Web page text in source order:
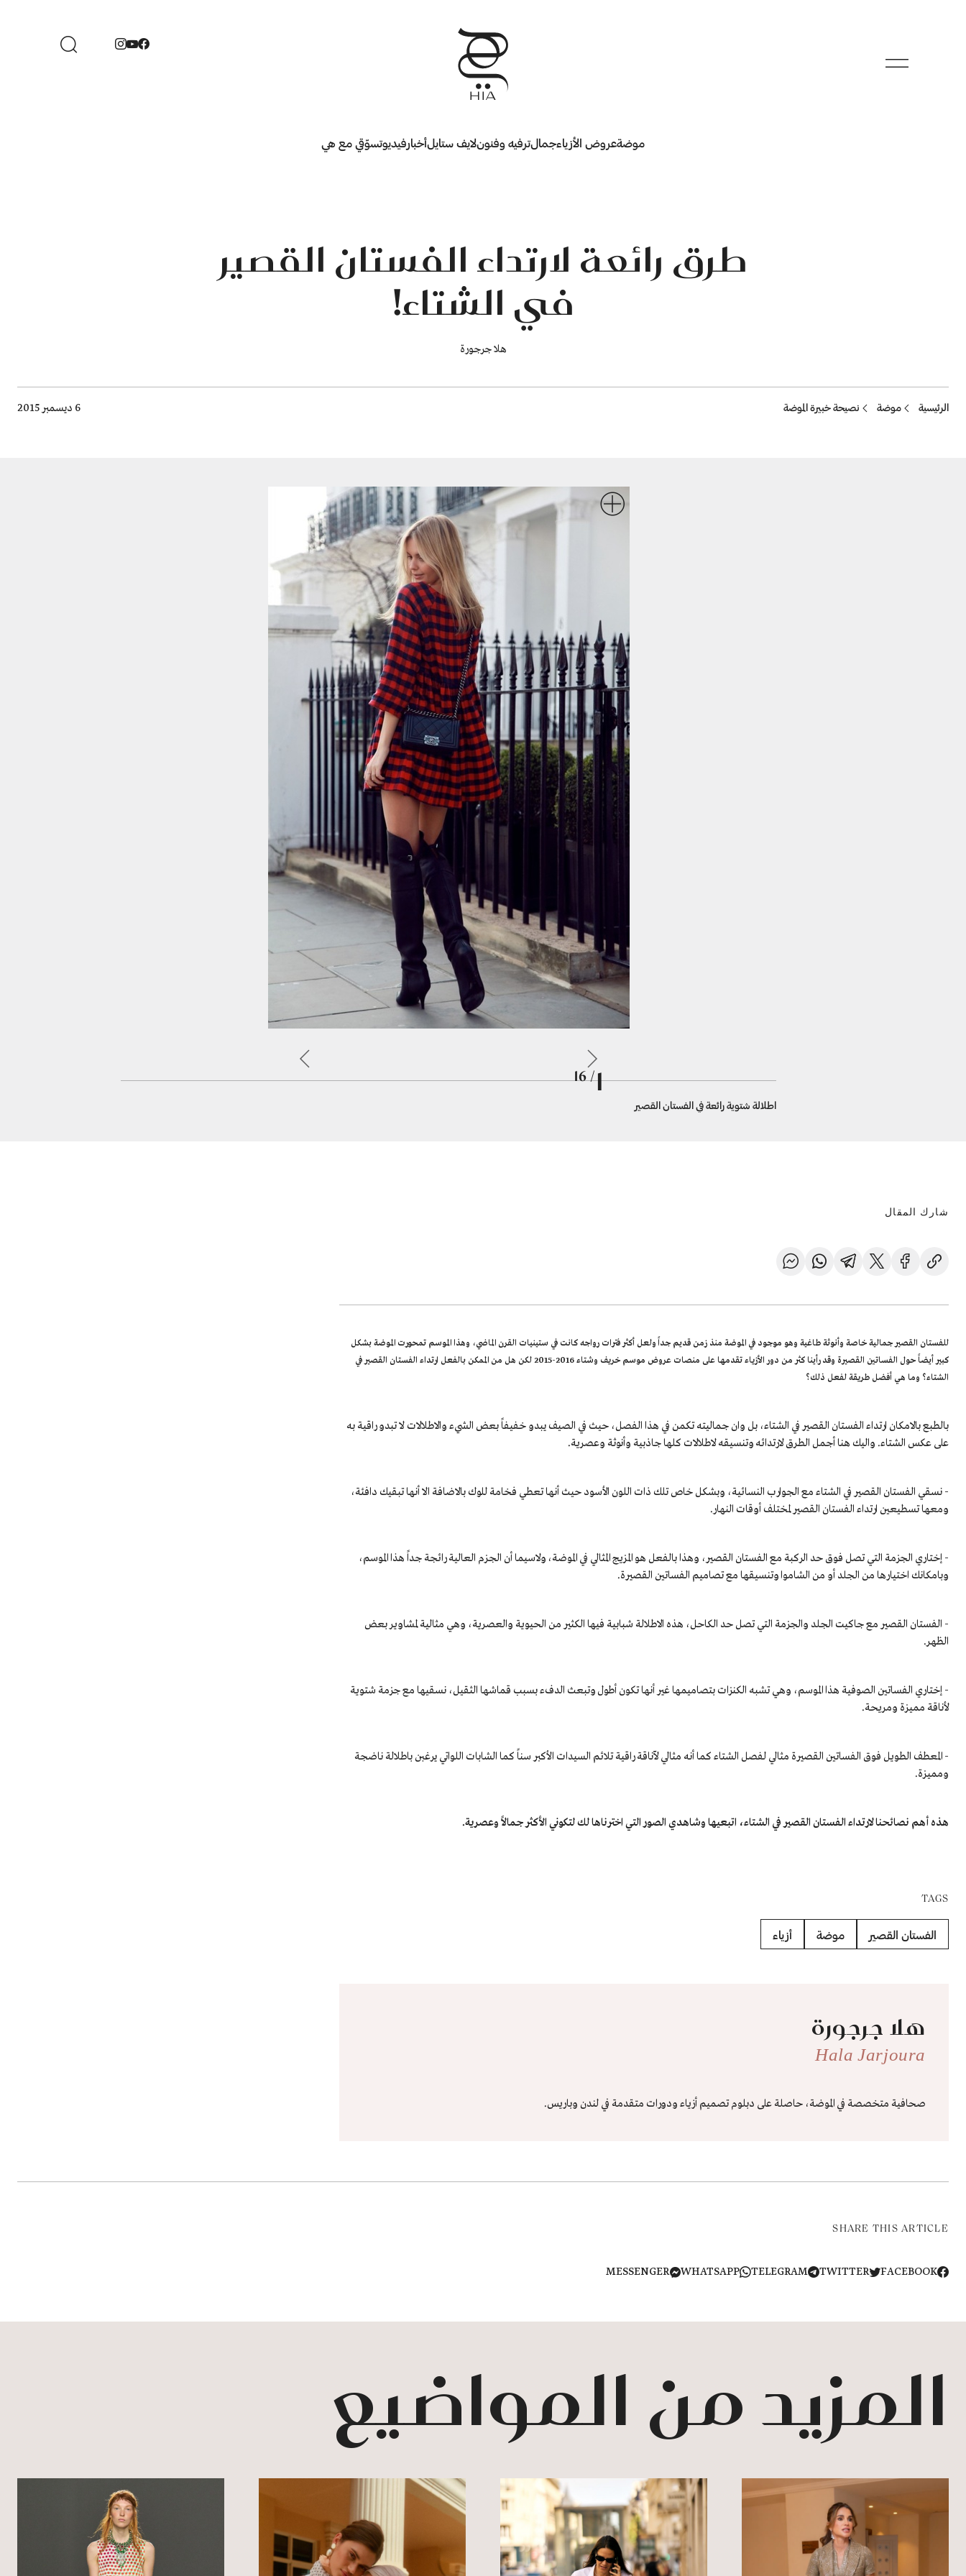
موضةعروض الأزياءجمالترفيه وفنونلايف ستايلأخبارفيديوتسوّقي مع هي
طرق رائعة لارتداء الفستان القصير
في الشتاء!
هلا جرجورة
Breadcrumb
الرئيسية موضة نصيحة خبيرة الموضة 6 ديسمبر 2015
اطلالة شتوية رائعة في الفستان القصير
1
/ 16
شارك المقال
للفستان القصير جمالية خاصة وأنوثة طاغية وهو موجود في الموضة منذ زمن قديم جداً ولعل أكثر فترات رواجه كانت في ستينيات القرن الماضي، وهذا الموسم تمحورت الموضة بشكل
كبير أيضاً حول الفساتين القصيرة وقد رأينا كثر من دور الأزياء تقدمها على منصات عروض موسم خريف وشتاء 2015‪-‬2016 لكن هل من الممكن بالفعل ارتداء الفستان القصير في
الشتاء؟ وما هي أفضل طريقة لفعل ذلك؟
بالطبع بالامكان ارتداء الفستان القصير في الشتاء، بل وان جماليته تكمن في هذا الفصل، حيث في الصيف يبدو خفيفاً بعض الشيء والاطلالات لا تبدو راقية به
على عكس الشتاء. واليك هنا أجمل الطرق لارتدائه وتنسيقه لاطلالات كلها جاذبية وأنوثة وعصرية.
- نسقي الفستان القصير في الشتاء مع الجوارب النسائية، وبشكل خاص تلك ذات اللون الأسود حيث أنها تعطي فخامة للوك بالاضافة الا أنها تبقيك دافئة،
ومعها تسطيعين ارتداء الفستان القصير لمختلف أوقات النهار.
- إختاري الجزمة التي تصل فوق حد الركبة مع الفستان القصير، وهذا بالفعل هو المزيج المثالي في الموضة، ولاسيما أن الجزم العالية رائجة جداً هذا الموسم،
وبامكانك اختيارها من الجلد أو من الشاموا وتنسيقها مع تصاميم الفساتين القصيرة.
- الفستان القصير مع جاكيت الجلد والجزمة التي تصل حد الكاحل، هذه الاطلالة شبابية فيها الكثير من الحيوية والعصرية، وهي مثالية لمشاوير بعض
الظهر.
- إختاري الفساتين الصوفية هذا الموسم، وهي تشبه الكنزات بتصاميمها غير أنها تكون أطول وتبعث الدفء بسبب قماشها الثقيل، نسقيها مع جزمة شتوية
لأناقة مميزة ومريحة.
- المعطف الطويل فوق الفساتين القصيرة مثالي لفصل الشتاء كما أنه مثالي لآناقة راقية تلائم السيدات الأكبر سناً كما الشابات اللواتي يرغبن باطلالة ناضجة
ومميزة.
هذه أهم نصائحنا لارتداء الفستان القصير في الشتاء، اتبعيها وشاهدي الصور التي اخترناها لك لتكوني الأكثر جمالاً وعصرية.
TAGS
الفستان القصير موضة أزياء
هلا جرجورة
Hala Jarjoura
صحافية متخصصة في الموضة، حاصلة على دبلوم تصميم أزياء ودورات متقدمة في لندن وباريس.
SHARE THIS ARTICLE
FACEBOOK
TWITTER
TELEGRAM
WHATSAPP
MESSENGER
المزيد من المواضيع